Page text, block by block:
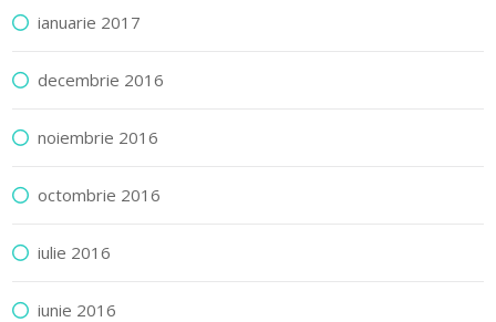
ianuarie 2017
decembrie 2016
noiembrie 2016
octombrie 2016
iulie 2016
iunie 2016